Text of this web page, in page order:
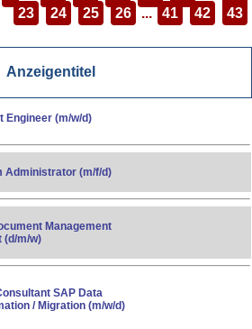
23
24 25 26 ... 41 42 43
Anzeigentitel
Engineer (m/w/d)
Administrator (m/f/d)
Management
(d/​m/​w)
SAP Data
/ Migration (m/w/d)